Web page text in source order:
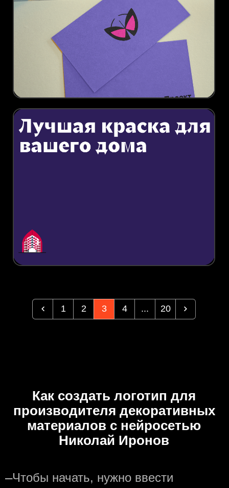
1 2 3 4 ... 20
Как создать логотип для
производителя декоративных
материалов с нейросетью
Николай Иронов
—Чтобы начать, нужно ввести